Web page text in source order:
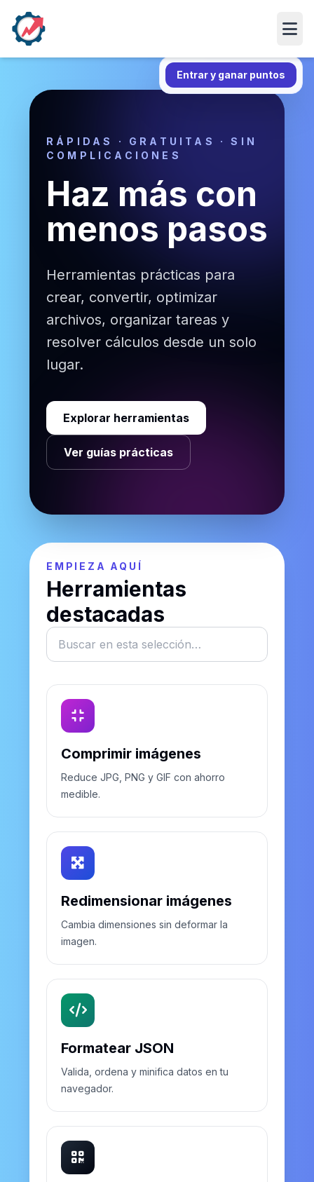
Entrar y ganar puntos
RÁPIDAS · GRATUITAS · SIN
COMPLICACIONES
Haz más con
menos pasos
Herramientas prácticas para
crear, convertir, optimizar
archivos, organizar tareas y
resolver cálculos desde un solo
lugar.
Explorar herramientas
Ver guías prácticas
EMPIEZA AQUÍ
Herramientas
destacadas
Filtrar herramientas
Comprimir imágenes
Reduce JPG, PNG y GIF con ahorro
medible.
Redimensionar imágenes
Cambia dimensiones sin deformar la
imagen.
Formatear JSON
Valida, ordena y minifica datos en tu
navegador.